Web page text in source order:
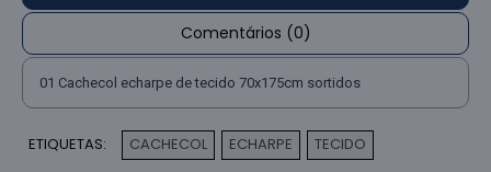
Comentários (0)
01 Cachecol echarpe de tecido 70x175cm sortidos
ETIQUETAS: CACHECOL ECHARPE TECIDO